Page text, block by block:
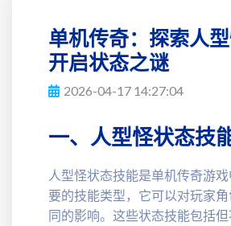
单机传奇：探索人型
开启状态之谜
2026-04-17 14:27:04
一、人型怪状态技
人型怪状态技能是单机传奇游
要的技能类型，它可以对玩家
同的影响。这些状态技能包括